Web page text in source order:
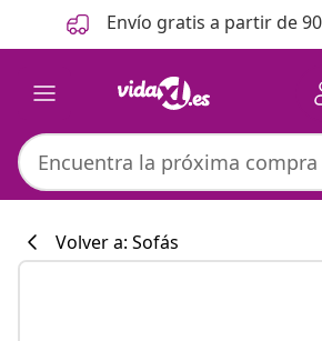
Anterior
Siguiente Envío gratis a partir de
Volver a: Sofás